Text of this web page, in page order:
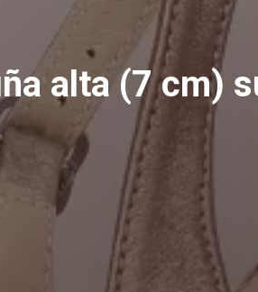
alta (7 cm)